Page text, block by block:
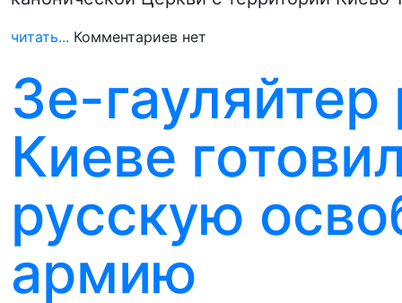
читать... Комментариев нет
Зе-гауляйтер
Киеве
русскую
армию